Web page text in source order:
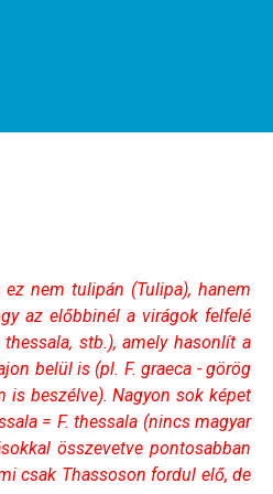
nem tulipán (Tulipa), hanem
az előbbinél a virágok felfelé
stb.), amely hasonlít a
belül is (pl. F. graeca - görög
beszélve). Nagyon sok képet
= F. thessala (nincs magyar
összevetve pontosabban
csak Thassoson fordul elő, de